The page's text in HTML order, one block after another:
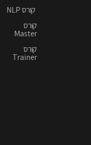
קורס NLP
קורס
Master
קורס
Trainer